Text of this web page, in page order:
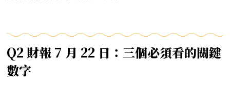
Q2 財報 7 月 22 日：三個必須看的關鍵
數字